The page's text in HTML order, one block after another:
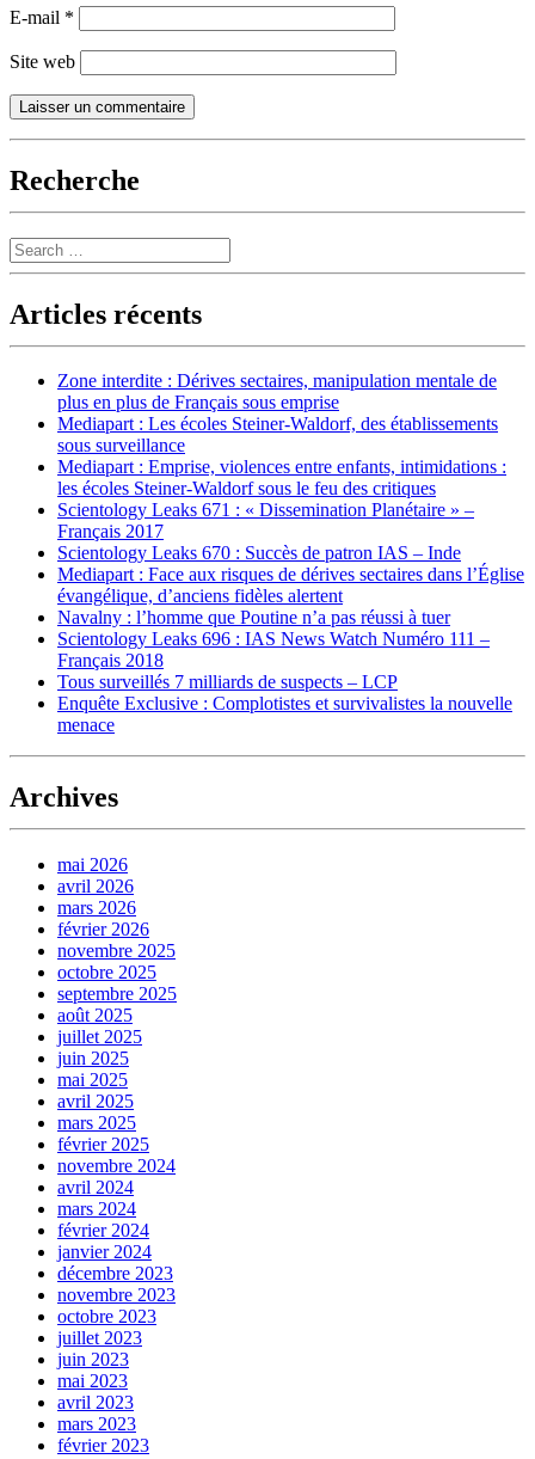
E-mail *
Site web
Recherche
Search
Articles récents
Zone interdite : Dérives sectaires, manipulation mentale de
plus en plus de Français sous emprise
Mediapart : Les écoles Steiner-Waldorf, des établissements
sous surveillance
Mediapart : Emprise, violences entre enfants, intimidations :
les écoles Steiner-Waldorf sous le feu des critiques
Scientology Leaks 671 : « Dissemination Planétaire » –
Français 2017
Scientology Leaks 670 : Succès de patron IAS – Inde
Mediapart : Face aux risques de dérives sectaires dans l’Église
évangélique, d’anciens fidèles alertent
Navalny : l’homme que Poutine n’a pas réussi à tuer
Scientology Leaks 696 : IAS News Watch Numéro 111 –
Français 2018
Tous surveillés 7 milliards de suspects – LCP
Enquête Exclusive : Complotistes et survivalistes la nouvelle
menace
Archives
mai 2026
avril 2026
mars 2026
février 2026
novembre 2025
octobre 2025
septembre 2025
août 2025
juillet 2025
juin 2025
mai 2025
avril 2025
mars 2025
février 2025
novembre 2024
avril 2024
mars 2024
février 2024
janvier 2024
décembre 2023
novembre 2023
octobre 2023
juillet 2023
juin 2023
mai 2023
avril 2023
mars 2023
février 2023